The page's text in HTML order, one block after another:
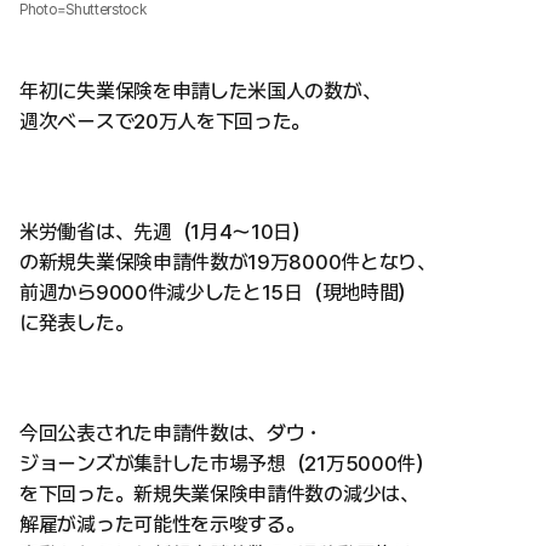
Photo=Shutterstock
年初に失業保険を申請した米国人の数が、
週次ベースで20万人を下回った。
米労働省は、先週（1月4～10日）
の新規失業保険申請件数が19万8000件となり、
前週から9000件減少したと15日（現地時間）
に発表した。
今回公表された申請件数は、ダウ・
ジョーンズが集計した市場予想（21万5000件）
を下回った。新規失業保険申請件数の減少は、
解雇が減った可能性を示唆する。